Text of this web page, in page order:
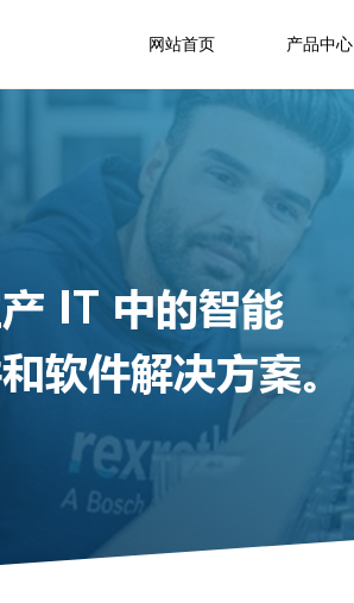
网站首页 产品中心
IT 中的智能
软件解决方案。